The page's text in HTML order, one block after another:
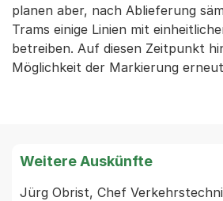
planen aber, nach Ablieferung
Trams einige Linien mit
betreiben. Auf diesen Zeitpunkt
Möglichkeit der Markierung
Weitere Auskünfte
Jürg Obrist, Chef